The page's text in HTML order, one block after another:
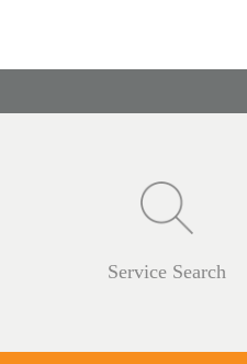
Service Search